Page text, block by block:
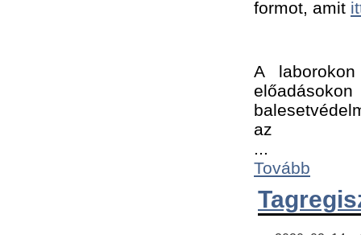
formot, amit
A
az ﻿
Tovább